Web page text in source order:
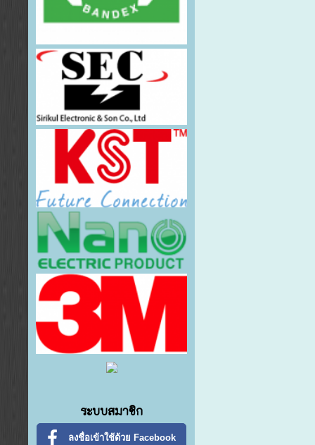
ระบบสมาชิก
ลงชื่อเข้าใช้ด้วย Facebook